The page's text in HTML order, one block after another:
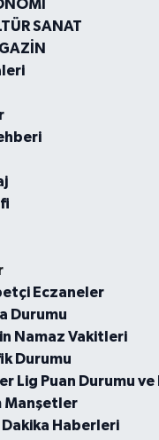
SANAT
Eczaneler
Durumu
Namaz Vakitleri
Durumu
Lig Puan Durumu ve
Manşetler
Dakika Haberleri